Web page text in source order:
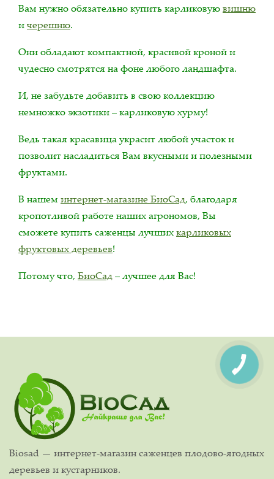
Вам нужно обязательно купить карликовуювишню
ичерешню.
Они обладают компактной, красивой кроной и
чудесно смотрятся на фоне любого ландшафта.
И, не забудьте добавить в свою коллекцию
немножко экзотики – карликовую хурму!
Ведь такая красавица украсит любой участок и
позволит насладиться Вам вкусными и полезными
фруктами.
В нашем интернет-магазине БиоСад, благодаря
кропотливой работе наших агрономов, Вы
сможете купить саженцы лучшихкарликовых
фруктовых деревьев!
Потому что, БиоСад– лучшее для Вас!
Biosad — интернет-магазин саженцев плодово-ягодных
деревьев и кустарников.